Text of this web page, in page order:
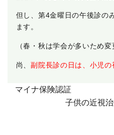
但し、第4金曜日の午後診の
ます。
（春・秋は学会が多いため変
尚、副院長診の日は、 小児の
マイナ保険認証
子供の近視